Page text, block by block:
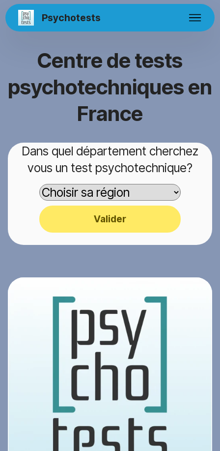
Psychotests
Centre de tests
psychotechniques en
France
Dans quel département cherchez
vous un test psychotechnique?
Valider